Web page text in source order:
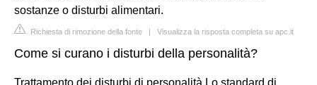
sostanze o disturbi alimentari.
Richiesta di rimozione della fonte | Visualizza la risposta completa su apc.it
Come si curano i disturbi della personalità?
Trattamento dei disturbi di personalità Lo standard di